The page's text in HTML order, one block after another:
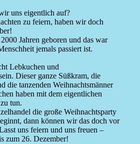
uns eigentlich auf?
zu feiern, haben wir doch
Jahren geboren und das war
jemals passiert ist.
Lebkuchen und
Dieser ganze Süßkram, die
die tanzenden Weihnachtsmänner
haben mit dem eigentlichen
tun.
die große Weihnachtsparty
dann können wir das doch vor
uns feiern und uns freuen –
zum 26. Dezember!